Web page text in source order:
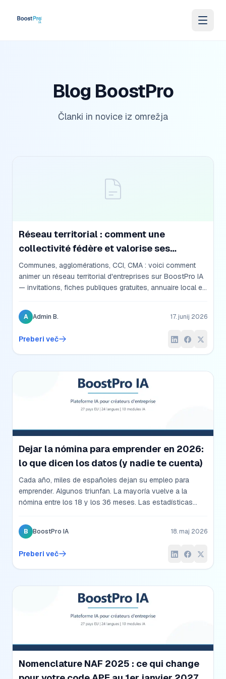
Blog BoostPro
Članki in novice iz omrežja
Réseau territorial : comment une
collectivité fédère et valorise ses
entreprises locales
Communes, agglomérations, CCI, CMA : voici comment
animer un réseau territorial d'entreprises sur BoostPro IA
— invitations, fiches publiques gratuites, annuaire local et
A Admin B. 17. junij 2026
Preberi več
Dejar la nómina para emprender en 2026:
lo que dicen los datos (y nadie te cuenta)
Cada año, miles de españoles dejan su empleo para
emprender. Algunos triunfan. La mayoría vuelve a la
nómina entre los 18 y los 36 meses. Las estadísticas
un retrato matizado del transitario salariado-emprendedor
en España. Datos verdaderos, plazos reales, condiciones
al punto de partida.
B BoostPro IA 18. maj 2026
Preberi več
Nomenclature NAF 2025 : ce qui change